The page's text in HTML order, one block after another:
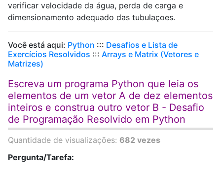
verificar velocidade da água, perda de carga e
dimensionamento adequado das tubulaçoes.
Você está aqui: Python ::: Desafios e Lista de
Exercícios Resolvidos ::: Arrays e Matrix (Vetores e
Matrizes)
Escreva um programa Python que leia os
elementos de um vetor A de dez elementos
inteiros e construa outro vetor B - Desafio
de Programação Resolvido em Python
Quantidade de visualizações: 682 vezes
Pergunta/Tarefa: